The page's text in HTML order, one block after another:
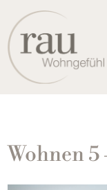
Wohnen